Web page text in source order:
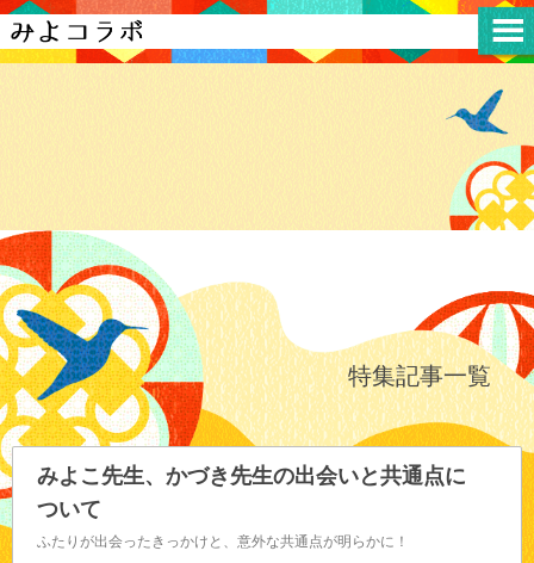
特集記事一覧
みよこ先生、かづき先生の出会いと共通点に
ついて
ふたりが出会ったきっかけと、意外な共通点が明らかに！